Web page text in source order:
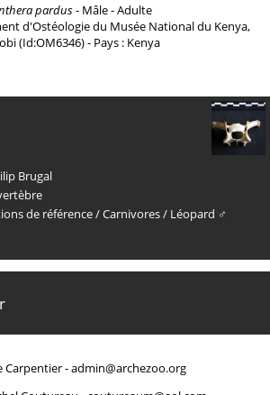
pardus- Mâle - Adulte
d'Ostéologie du Musée National du Kenya,
(Id:OM6346) - Pays : Kenya
Brugal
de référence/Carnivores/ Léopard ♂
Carpentier -admin@archezoo.org